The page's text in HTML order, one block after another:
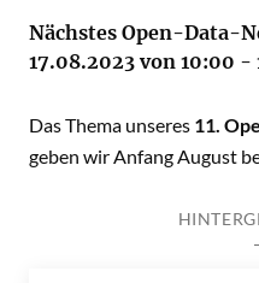
Nächstes Open-Data-
17.08.2023 von 10:00 -
Das Thema unseres 11.
geben wir Anfang August